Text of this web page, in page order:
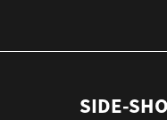
SIDE-